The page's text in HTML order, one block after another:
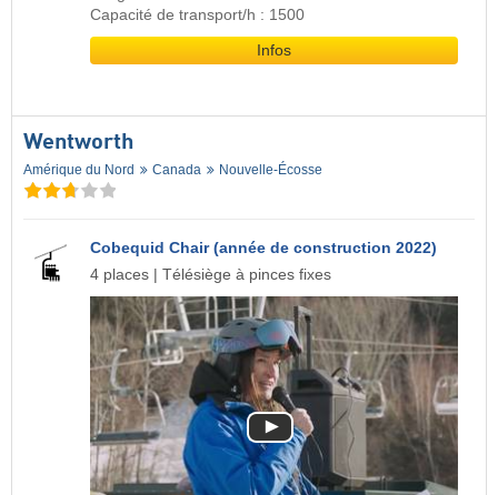
Capacité de transport/h : 1500
Infos
Wentworth
Amérique du Nord Canada Nouvelle-Écosse
Cobequid Chair (année de construction 2022)
4 places | Télésiège à pinces fixes